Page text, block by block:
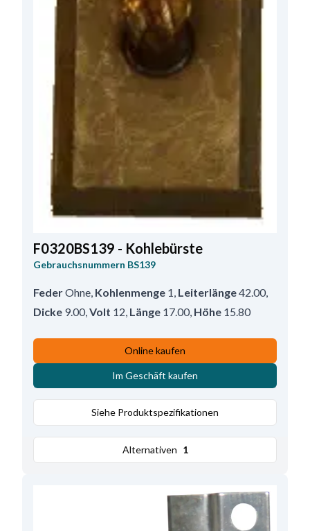
F0320BS139 - Kohlebürste
Gebrauchsnummern BS139
FederOhne, Kohlenmenge 1, Leiterlänge42.00,
Dicke 9.00,Volt 12, Länge 17.00, Höhe 15.80
Online kaufen
Im Geschäft kaufen
Siehe Produktspezifikationen
Alternativen 1